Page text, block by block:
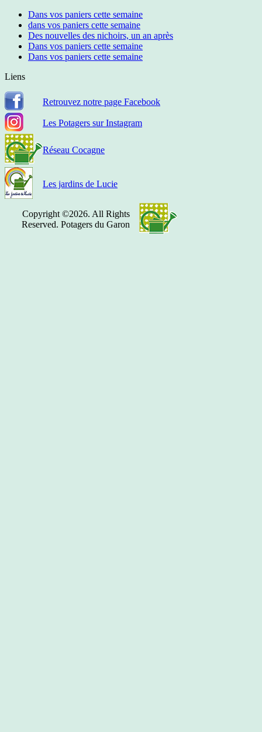
Dans vos paniers cette semaine
dans vos paniers cette semaine
Des nouvelles des nichoirs, un an après
Dans vos paniers cette semaine
Dans vos paniers cette semaine
Liens
Retrouvez notre page Facebook
Les Potagers sur Instagram
Réseau Cocagne
Les jardins de Lucie
Copyright ©2026. All Rights
Reserved. Potagers du Garon